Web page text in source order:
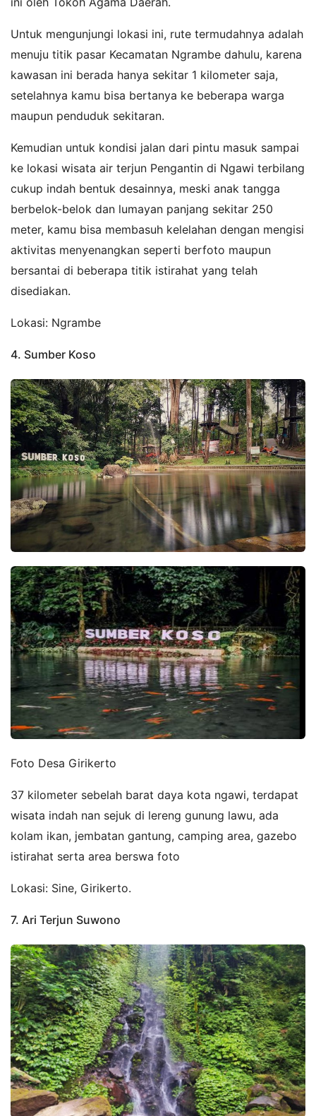
Untuk mengunjungi lokasi ini, rute termudahnya adalah
menuju titik pasar Kecamatan Ngrambe dahulu, karena
kawasan ini berada hanya sekitar 1 kilometer saja,
setelahnya kamu bisa bertanya ke beberapa warga
maupun penduduk sekitaran.
Kemudian untuk kondisi jalan dari pintu masuk sampai
ke lokasi wisata air terjun Pengantin di Ngawi terbilang
cukup indah bentuk desainnya, meski anak tangga
berbelok-belok dan lumayan panjang sekitar 250
meter, kamu bisa membasuh kelelahan dengan mengisi
aktivitas menyenangkan seperti berfoto maupun
bersantai di beberapa titik istirahat yang telah
disediakan.
Lokasi: Ngrambe
4. Sumber Koso
Foto Desa Girikerto
37 kilometer sebelah barat daya kota ngawi, terdapat
wisata indah nan sejuk di lereng gunung lawu, ada
kolam ikan, jembatan gantung, camping area, gazebo
istirahat serta area berswa foto
Lokasi: Sine, Girikerto.
7. Ari Terjun Suwono